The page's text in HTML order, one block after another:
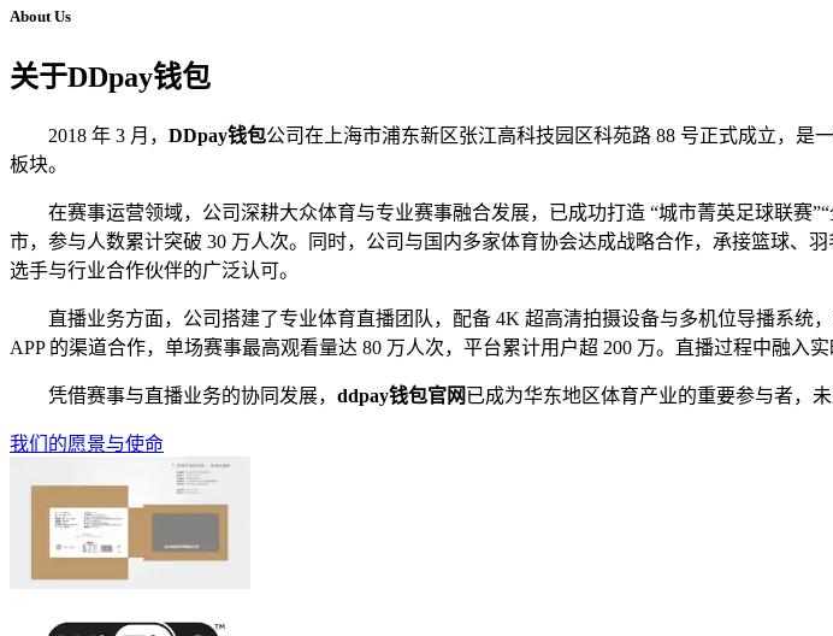
About Us
关于DDpay钱包
2018 年 3 月， DDpay钱包公司在上海市浦东新区张江高科技园区科苑路 88 号正式成立，
板块。
在赛事运营领域，公司深耕大众体育与专业赛事融合发展，已成功打造 “城市菁英足球联赛
市，参与人数累计突破 30 万人次。同时，公司与国内多家体育协会达成战略合作，承接篮球
选手与行业合作伙伴的广泛认可。
直播业务方面，公司搭建了专业体育直播团队，配备 4K 超高清拍摄设备与多机位导播系
APP 的渠道合作，单场赛事最高观看量达 80 万人次，平台累计用户超 200 万。直播过程中融入
凭借赛事与直播业务的协同发展， ddpay钱包官网已成为华东地区体育产业的重要参与者，
我们的愿景与使命